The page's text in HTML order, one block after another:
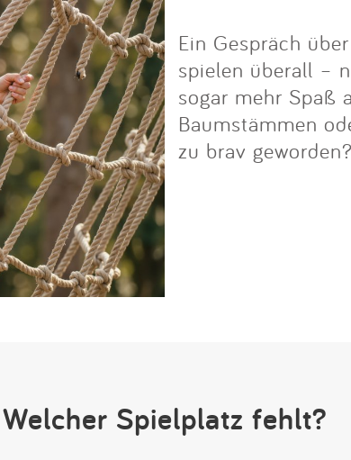
Ein Gespräch
spielen überall –
sogar mehr Spaß
Baumstämmen
zu brav geworden?
Welcher Spielplatz fehlt?